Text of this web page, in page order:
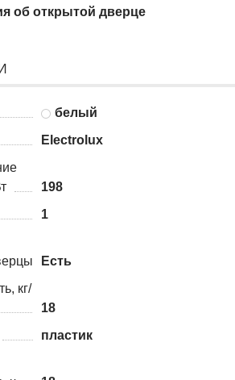
об открытой дверце
белый
Electrolux
198
1
Есть
кг/
18
пластик